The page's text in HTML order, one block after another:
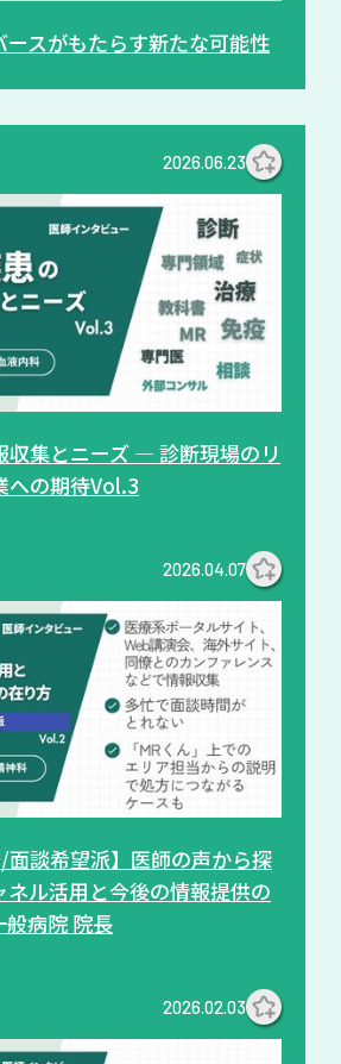
ースがもたらす新たな可能性
2026.06.23
収集とニーズ ― 診断現場のリ
への期待Vol.3
2026.04.07
/面談希望派】医師の声から探
ネル活用と今後の情報提供の
病院 院長
2026.02.03